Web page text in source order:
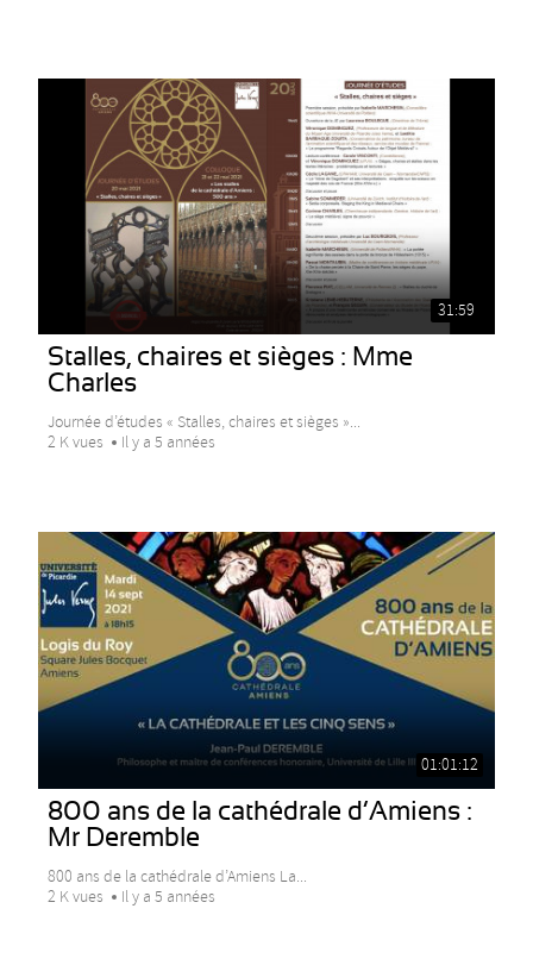
31:59
Stalles, chaires et sièges : Mme
Charles
Journée d’études « Stalles, chaires et sièges »...
2 K vues
Il y a 5 années
01:01:12
800 ans de la cathédrale d’Amiens :
Mr Deremble
800 ans de la cathédrale d’Amiens La...
2 K vues
Il y a 5 années